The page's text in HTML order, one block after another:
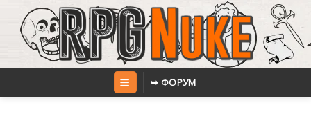
content
➥ ФОРУМ